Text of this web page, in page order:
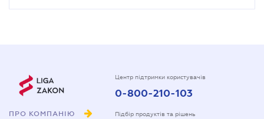
ПРО КОМПАНІЮ
Центр підтримки користувачів
0-800-210-103
Підбір продуктів та рішень